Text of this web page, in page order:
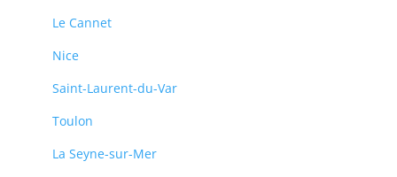
Le Cannet
Nice
Saint-Laurent-du-Var
Toulon
La Seyne-sur-Mer